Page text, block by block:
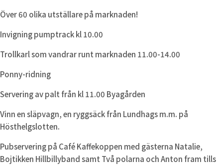
Över 60 olika utställare på marknaden!
Invigning pumptrack kl 10.00
Trollkarl som vandrar runt marknaden 11.00-14.00
Ponny-ridning
Servering av palt från kl 11.00 Byagården
Vinn en släpvagn, en ryggsäck från Lundhags m.m. på
Hösthelgslotten.
Pubservering på Café Kaffekoppen med gästerna Natalie,
Bojtikken Hillbillyband samt Två polarna och Anton fram tills